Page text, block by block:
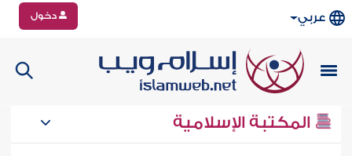
عربي دخول
المكتبة الإسلامية